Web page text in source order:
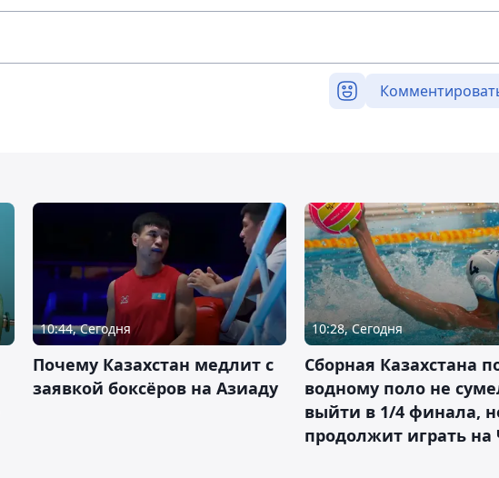
10:44, Сегодня
Почему Казахстан медлит с
заявкой боксёров на Азиаду
10:28, Сегодня
Сборная Казахстана
водному поло не
выйти в 1/4 финала,
продолжит играть